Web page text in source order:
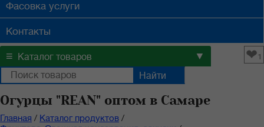
Фасовка услуги
Контакты
≡ Каталог товаров ▼ ❤1
Огурцы "REAN" оптом в Самаре
Главная / Каталог продуктов /